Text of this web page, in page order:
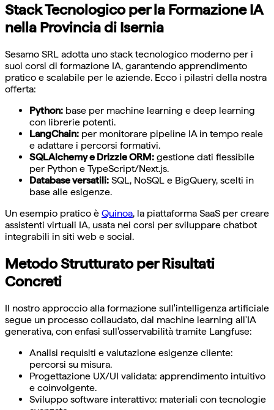
Stack Tecnologico per la Formazione IA
nella Provincia di Isernia
Sesamo SRL adotta uno stack tecnologico moderno per i
suoi corsi di formazione IA, garantendo apprendimento
pratico e scalabile per le aziende. Ecco i pilastri della nostra
offerta:
Python: base per machine learning e deep learning
con librerie potenti.
LangChain: per monitorare pipeline IA in tempo reale
e adattare i percorsi formativi.
SQLAlchemy e Drizzle ORM: gestione dati flessibile
per Python e TypeScript/Next.js.
Database versatili: SQL, NoSQL e BigQuery, scelti in
base alle esigenze.
Un esempio pratico è Quinoa, la piattaforma SaaS per creare
assistenti virtuali IA, usata nei corsi per sviluppare chatbot
integrabili in siti web e social.
Metodo Strutturato per Risultati
Concreti
Il nostro approccio alla formazione sull'intelligenza artificiale
segue un processo collaudato, dal machine learning all'IA
generativa, con enfasi sull'osservabilità tramite Langfuse:
Analisi requisiti e valutazione esigenze cliente:
percorsi su misura.
Progettazione UX/UI validata: apprendimento intuitivo
e coinvolgente.
Sviluppo software interattivo: materiali con tecnologie